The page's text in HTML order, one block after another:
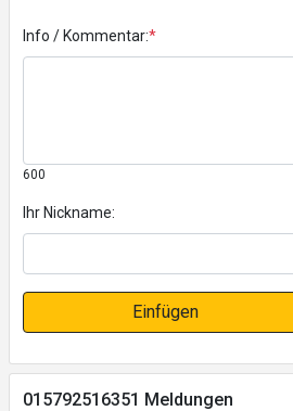
Info / Kommentar:*
600
Ihr Nickname:
Einfügen
015792516351 Meldungen